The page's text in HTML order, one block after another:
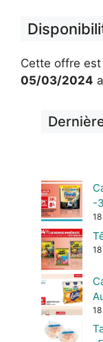
Cette offre
05/03/2024
-